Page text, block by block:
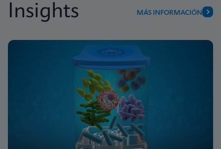
Insights MÁS INFORMACIÓN